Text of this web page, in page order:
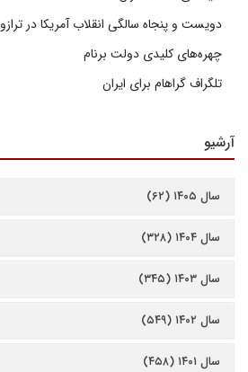
دویست و پنجاه سالگی انقلاب آمریکا در ترازو
چهره‌های کلیدی دولت برنام
تلگراف گراهام برای ایران
آرشیو
سال ۱۴۰۵ (۶۲)
سال ۱۴۰۴ (۳۲۸)
سال ۱۴۰۳ (۳۴۵)
سال ۱۴۰۲ (۵۴۹)
سال ۱۴۰۱ (۴۵۸)